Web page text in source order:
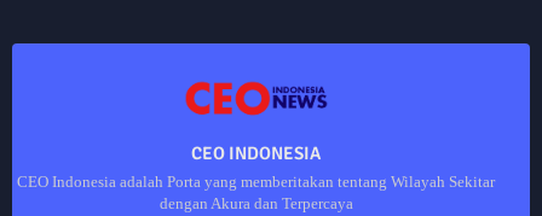
CEO INDONESIA
CEO Indonesia adalah Porta yang memberitakan tentang Wilayah Sekitar
dengan Akura dan Terpercaya